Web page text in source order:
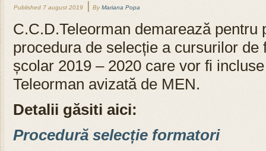
Published 7 august 2019 By Mariana Popa
C.C.D.Teleorman demarează pentru
procedura de selecție a cursurilor de
școlar 2019 – 2020 care vor fi
Teleorman avizată de MEN.
Detalii găsiti aici:
Procedură selecție formatori